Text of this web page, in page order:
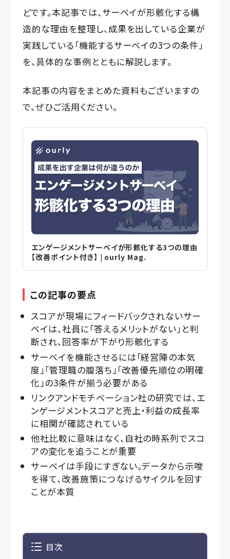
どです。本記事では、サーベイが形骸化する構
造的な理由を整理し、成果を出している企業が
実践している「機能するサーベイの3つの条件」
を、具体的な事例とともに解説します。
本記事の内容をまとめた資料もございますの
で、ぜひご活用ください。
エンゲージメントサーベイが形骸化する3つの理由
【改善ポイント付き】 | ourly Mag.
この記事の要点
スコアが現場にフィードバックされないサー
ベイは、社員に「答えるメリットがない」と判
断され、回答率が下がり形骸化する
サーベイを機能させるには「経営陣の本気
度」「管理職の腹落ち」「改善優先順位の明確
化」の3条件が揃う必要がある
リンクアンドモチベーション社の研究では、エ
ンゲージメントスコアと売上・利益の成長率
に相関が確認されている
他社比較に意味はなく、自社の時系列でスコ
アの変化を追うことが重要
サーベイは手段にすぎない。データから示唆
を得て、改善施策につなげるサイクルを回す
ことが本質
目次